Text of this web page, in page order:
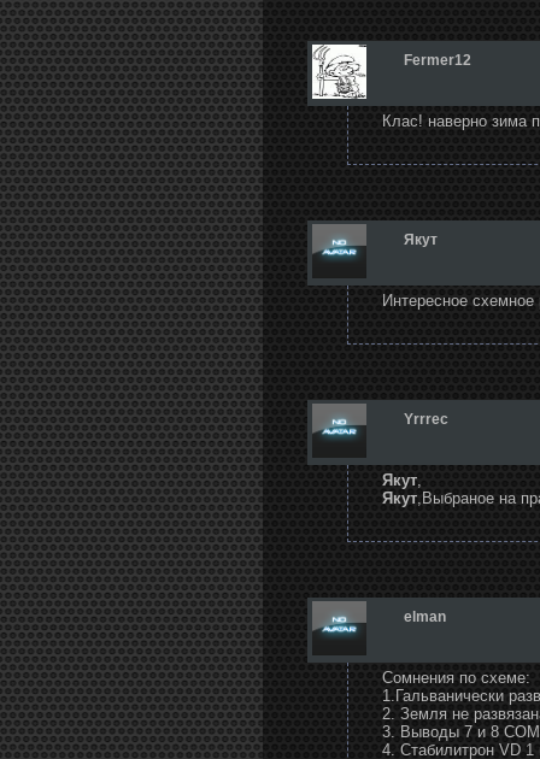
Fermer12
Клас! наверно зима
Якут
Интересное
Yrrrec
Якут,
Якут,Выбраное на
elman
Сомнения по схеме:
1.Гальванически
2. Земля не
3. Выводы 7 и 8 COM
4. Стабилитрон VD 1